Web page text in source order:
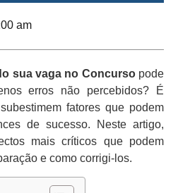
am
sua vaga no Concursopode
erros não percebidos? É
fatores que podem
de sucesso. Neste artigo,
mais críticos que podem
e como corrigi-los.